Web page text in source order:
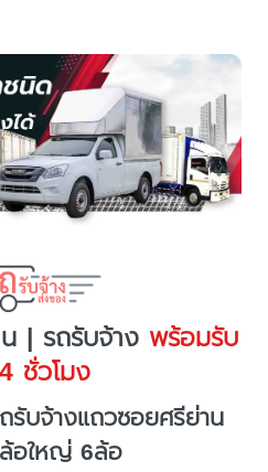
| รถรับจ้างพร้อมรับ
ชั่วโมง
รับจ้างแถวซอยศรีย่าน
ล้อใหญ่ 6ล้อ